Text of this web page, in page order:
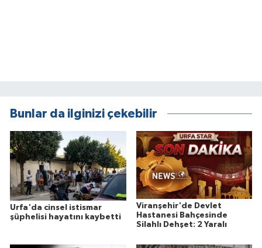
Bunlar da ilginizi çekebilir
Urfa'da cinsel istismar
şüphelisi hayatını kaybetti
Viranşehir'de Devlet
Hastanesi Bahçesinde
Silahlı Dehşet: 2 Yaralı